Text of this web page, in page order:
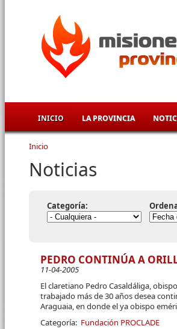
INICIO LA PROVINCIA
Se encuentra usted aquí
Inicio
Noticias
Categoría:
PEDRO CONTINÚA A
11-04-2005
El claretiano Pedro Casaldáliga,
trabajado más de 30 años desea
Araguaia, en donde el ya obispo
Categoría: Fundación PROCLADE